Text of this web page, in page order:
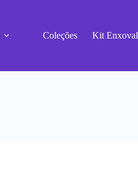
Coleções Kit Enxoval